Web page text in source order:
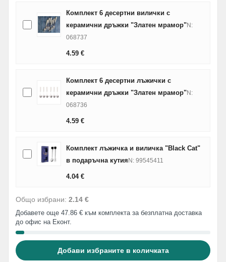
Комплект 6 десертни вилички с
керамични дръжки "Златен мрамор"N:
068737
4.59 €
Комплект 6 десертни лъжички с
керамични дръжки "Златен мрамор"N:
068736
4.59 €
Комплект лъжичка и виличка "Black Cat"
в подаръчна кутияN: 99545411
4.04 €
Общо избрани: 2.14 €
Добавете още 47.86 € към комплекта за безплатна доставка
до офис на Еконт.
Добави избраните в количката